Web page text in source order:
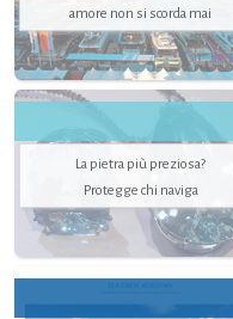
amore non si scorda mai
La pietra più preziosa?
Protegge chi naviga